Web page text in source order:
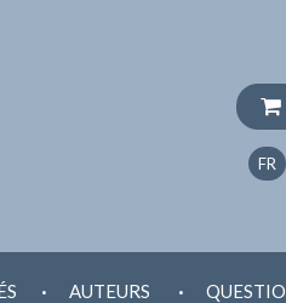
FR
. AUTEURS .